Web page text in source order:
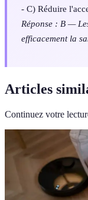
- C) Réduire
Réponse : B —
efficacement la
Articles
Continuez votre